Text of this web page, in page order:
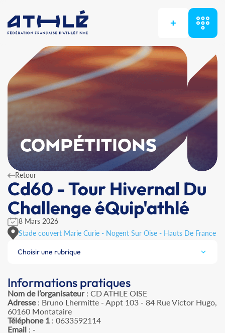
+
COMPÉTITIONS
Retour
Cd60 - Tour Hivernal Du
Challenge éQuip'athlé
8 Mars 2026
Stade couvert Marie Curie - Nogent Sur Oise - Hauts De France
Choisir une rubrique
Informations pratiques
Nom de l’organisateur: CD ATHLE OISE
Adresse: Bruno Lhermitte - Appt 103 - 84 Rue Victor Hugo,
60160 Montataire
Téléphone 1 : 0633592114
Email : -